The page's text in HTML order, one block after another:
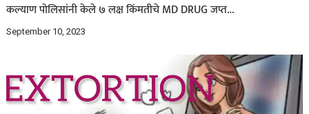
कल्याण पोलिसांनी केले ७ लक्ष किंमतीचे MD DRUG जप्त…
September 10, 2023